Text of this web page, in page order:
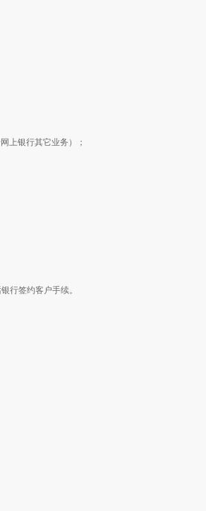
上银行其它业务）；
行签约客户手续。